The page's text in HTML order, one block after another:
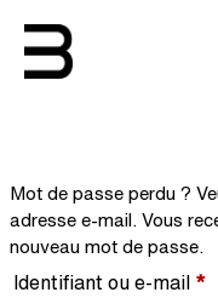
Mot de passe perdu ?
adresse e-mail. Vous
nouveau mot de passe.
Identifiant ou e-mail *